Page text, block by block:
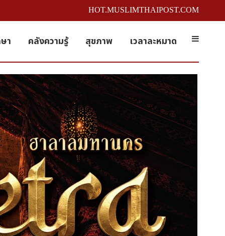
HOT.MUSLIMTHAIPOST.COM
า คลังความรู้ สุขภาพ เวลาละหมาด